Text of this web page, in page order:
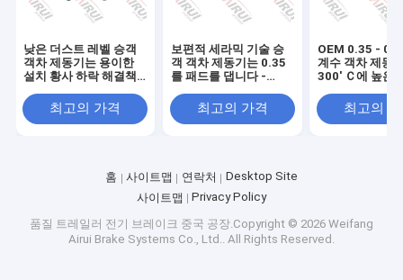
낮은 더스트 레벨 승객
객차 제동기는 용이한
설치 황사 하락 해결책
최고의 가격
보편적 세라믹 기술 승
객 객차 제동기는 0.35
를 패드를 댑니다 -
최고의 가격
OEM 0.35 -
계수 객차 제동
300' Ｃ에 높은
니다
최고의
홈 사이트맵 연락처
Desktop Site
사이트맵
Privacy Policy
품질 트레일러 전기 브레이크 중국 공장.Copyright © 2026 Weifang
Airui Brake Systems Co., Ltd.. All Rights Reserved.